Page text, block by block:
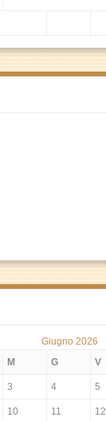
Giugno 2026
M G V
3 4 5
10 11 12